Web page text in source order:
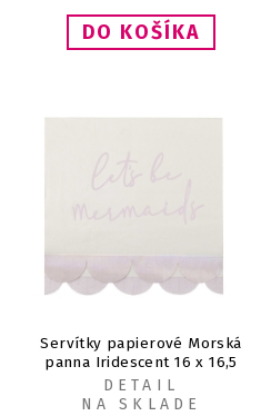
Servítky papierové Morská
panna Iridescent 16 x 16,5
cm 16 ks
DETAIL
NA SKLADE